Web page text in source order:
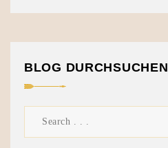
BLOG DURCHSUCHEN